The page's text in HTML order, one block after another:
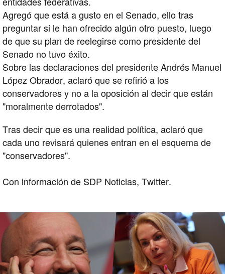
Agregó que está a gusto en el Senado, ello tras
preguntar si le han ofrecido algún otro puesto, luego
de que su plan de reelegirse como presidente del
Senado no tuvo éxito.
Sobre las declaraciones del presidente Andrés Manuel
López Obrador, aclaró que se refirió a los
conservadores y no a la oposición al decir que están
"moralmente derrotados".
Tras decir que es una realidad política, aclaró que
cada uno revisará quienes entran en el esquema de
"conservadores".
Con información de SDP Noticias, Twitter.